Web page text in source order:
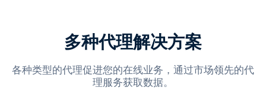
多种代理解决方案
各种类型的代理促进您的在线业务，通过市场领先的代
理服务获取数据。